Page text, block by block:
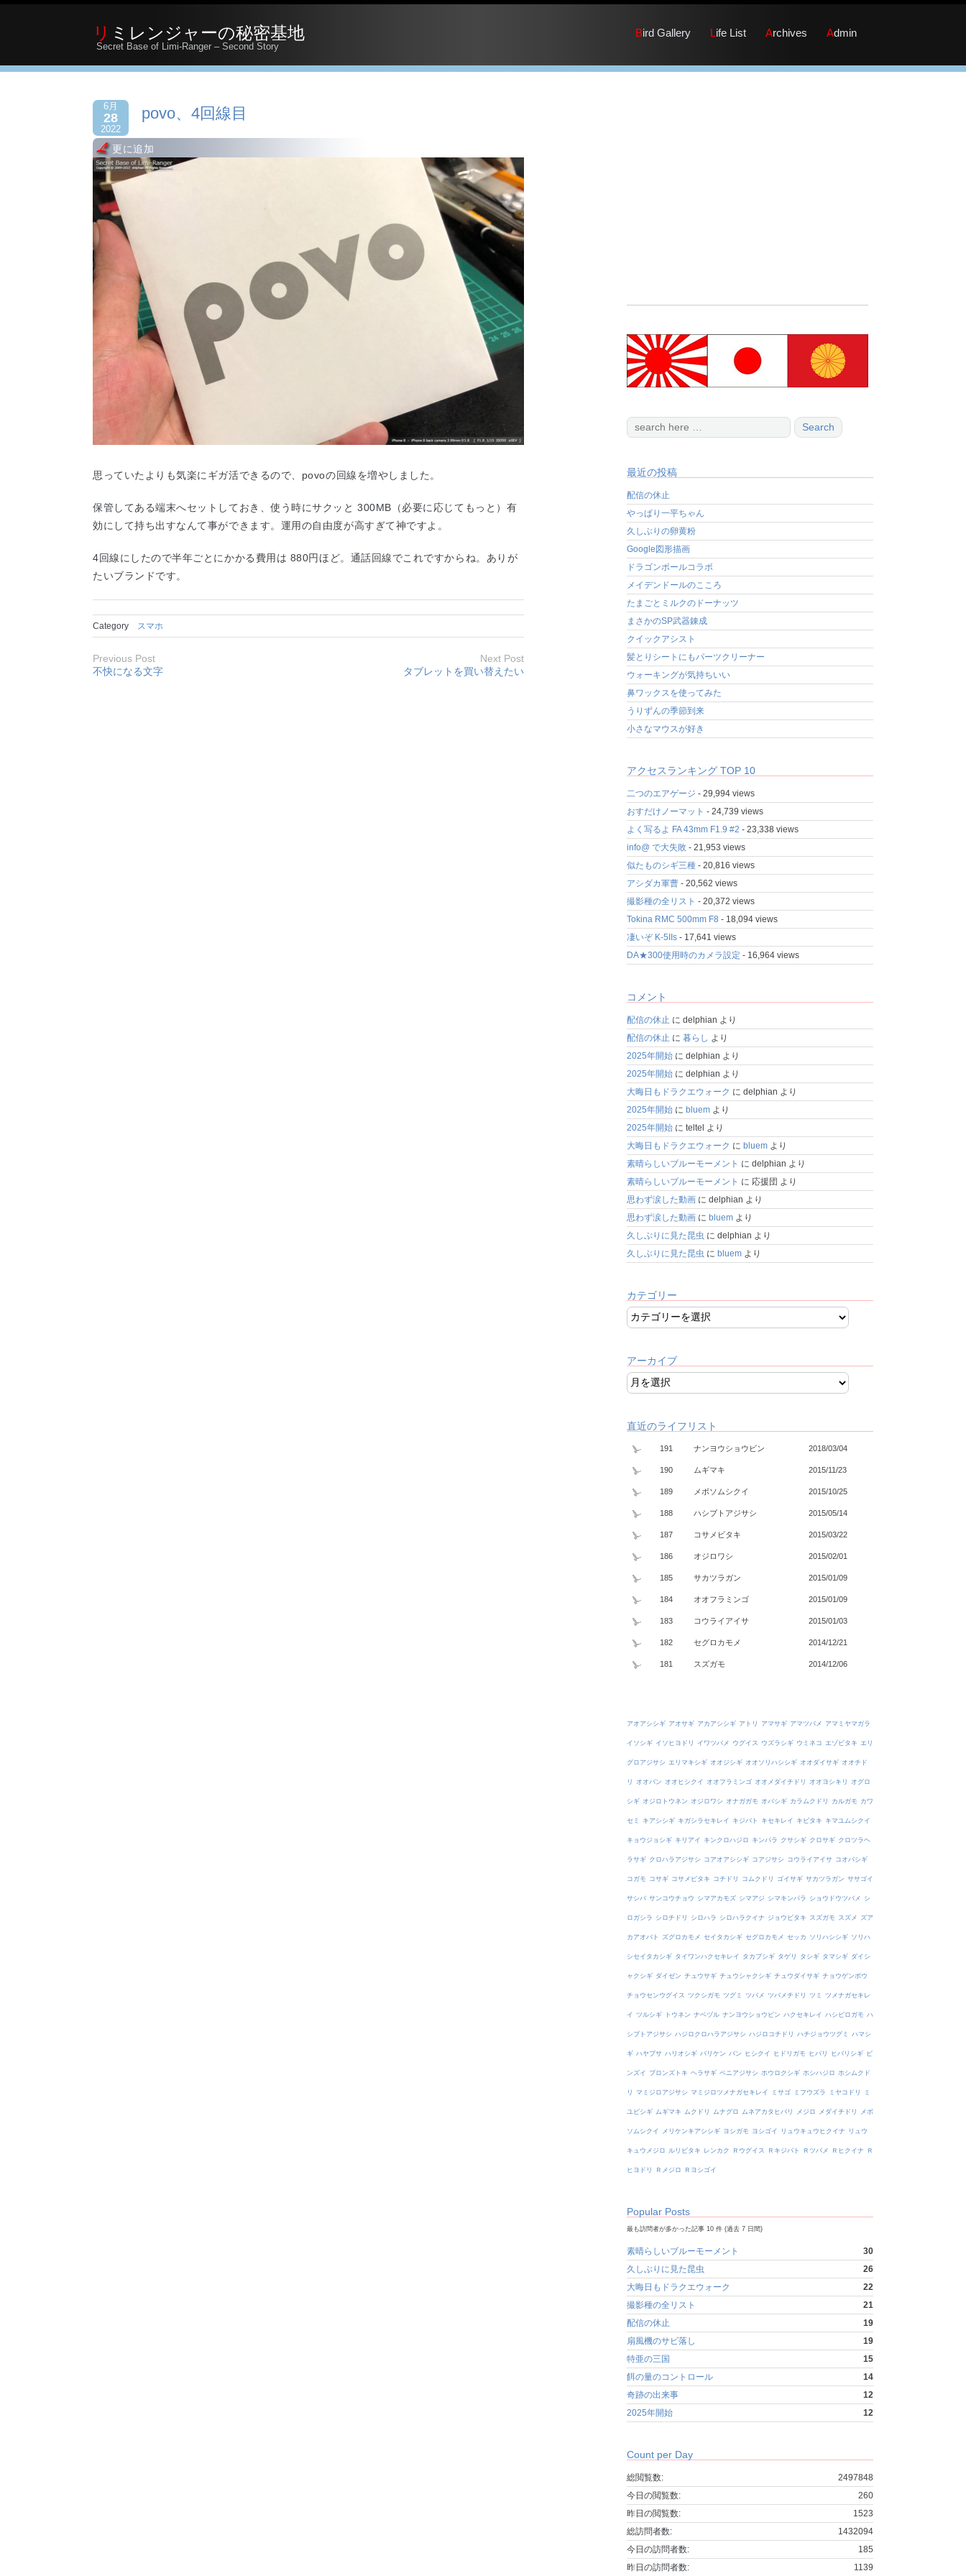
リミレンジャーの秘密基地
Secret Base of Limi-Ranger – Second Story
Bird Gallery Life List Archives Admin
6月
28
2022
povo、4回線目
更に追加
思っていたよりも気楽にギガ活できるので、povoの回線を増やしました。
保管してある端末へセットしておき、使う時にサクッと 300MB（必要に応じてもっと）有
効にして持ち出すなんて事ができます。運用の自由度が高すぎて神ですよ。
4回線にしたので半年ごとにかかる費用は 880円ほど。通話回線でこれですからね。ありが
たいブランドです。
Category スマホ
Previous Post
不快になる文字
Next Post
タブレットを買い替えたい
最近の投稿
配信の休止
やっぱり一平ちゃん
久しぶりの卵黄粉
Google図形描画
ドラゴンボールコラボ
メイデンドールのこころ
たまごとミルクのドーナッツ
まさかのSP武器錬成
クイックアシスト
髪とりシートにもパーツクリーナー
ウォーキングが気持ちいい
鼻ワックスを使ってみた
うりずんの季節到来
小さなマウスが好き
アクセスランキング TOP 10
二つのエアゲージ - 29,994 views
おすだけノーマット - 24,739 views
よく写るよ FA 43mm F1.9 #2 - 23,338 views
info@ で大失敗- 21,953 views
似たものシギ三種- 20,816 views
アシダカ軍曹- 20,562 views
撮影種の全リスト - 20,372 views
Tokina RMC 500mm F8 - 18,094 views
凄いぞ K-5IIs- 17,641 views
DA★300使用時のカメラ設定 - 16,964 views
コメント
配信の休止 に delphian より
配信の休止 に 暮らし より
2025年開始に delphian より
2025年開始に delphian より
大晦日もドラクエウォーク に delphian より
2025年開始に bluemより
2025年開始に teltel より
大晦日もドラクエウォーク に bluemより
素晴らしいブルーモーメント に delphian より
素晴らしいブルーモーメント に 応援団 より
思わず涙した動画に delphian より
思わず涙した動画に bluemより
久しぶりに見た昆虫 に delphian より
久しぶりに見た昆虫 に bluemより
カテゴリー
アーカイブ
直近のライフリスト
191 ナンヨウショウビン 2018/03/04
190 ムギマキ 2015/11/23
189 メボソムシクイ 2015/10/25
188 ハシブトアジサシ 2015/05/14
187 コサメビタキ 2015/03/22
186 オジロワシ 2015/02/01
185 サカツラガン 2015/01/09
184 オオフラミンゴ 2015/01/09
183 コウライアイサ 2015/01/03
182 セグロカモメ 2014/12/21
181 スズガモ 2014/12/06
アオアシシギ アオサギ アカアシシギ アトリ アマサギ アマツバメ アマミヤマガラ
イソシギ イソヒヨドリ イワツバメ ウグイス ウズラシギ ウミネコ エゾビタキ エリ
グロアジサシ エリマキシギ オオジシギ オオソリハシシギ オオダイサギ オオチド
リ オオバン オオヒシクイ オオフラミンゴ オオメダイチドリ オオヨシキリ オグロ
シギ オジロトウネン オジロワシ オナガガモ オバシギ カラムクドリ カルガモ カワ
セミ キアシシギ キガシラセキレイ キジバト キセキレイ キビタキ キマユムシクイ
キョウジョシギ キリアイ キンクロハジロ キンパラ クサシギ クロサギ クロツラヘ
ラサギ クロハラアジサシ コアオアシシギ コアジサシ コウライアイサ コオバシギ
コガモ コサギ コサメビタキ コチドリ コムクドリ ゴイサギ サカツラガン ササゴイ
サシバ サンコウチョウ シマアカモズ シマアジ シマキンパラ ショウドウツバメ シ
ロガシラ シロチドリ シロハラ シロハラクイナ ジョウビタキ スズガモ スズメ ズア
カアオバト ズグロカモメ セイタカシギ セグロカモメ セッカ ソリハシシギ ソリハ
シセイタカシギ タイワンハクセキレイ タカブシギ タゲリ タシギ タマシギ ダイシ
ャクシギ ダイゼン チュウサギ チュウシャクシギ チュウダイサギ チョウゲンボウ
チョウセンウグイス ツクシガモ ツグミ ツバメ ツバメチドリ ツミ ツメナガセキレ
イ ツルシギ トウネン ナベヅル ナンヨウショウビン ハクセキレイ ハシビロガモ ハ
シブトアジサシ ハジロクロハラアジサシ ハジロコチドリ ハチジョウツグミ ハマシ
ギ ハヤブサ ハリオシギ バリケン バン ヒシクイ ヒドリガモ ヒバリ ヒバリシギ ビ
ンズイ ブロンズトキ ヘラサギ ベニアジサシ ホウロクシギ ホシハジロ ホシムクド
リ マミジロアジサシ マミジロツメナガセキレイ ミサゴ ミフウズラ ミヤコドリ ミ
ユビシギ ムギマキ ムクドリ ムナグロ ムネアカタヒバリ メジロ メダイチドリ メボ
ソムシクイ メリケンキアシシギ ヨシガモ ヨシゴイ リュウキュウヒクイナ リュウ
キュウメジロ ルリビタキ レンカク Ｒウグイス Ｒキジバト Ｒツバメ Ｒヒクイナ Ｒ
ヒヨドリ Ｒメジロ Ｒヨシゴイ
Popular Posts
最も訪問者が多かった記事 10 件 (過去 7 日間)
素晴らしいブルーモーメント
30
久しぶりに見た昆虫
26
大晦日もドラクエウォーク
22
撮影種の全リスト
21
配信の休止
19
扇風機のサビ落し
19
特亜の三国
15
餌の量のコントロール
14
奇跡の出来事
12
2025年開始
12
Count per Day
2497848
総閲覧数:
260
今日の閲覧数:
1523
昨日の閲覧数:
1432094
総訪問者数:
185
今日の訪問者数:
1139
昨日の訪問者数: